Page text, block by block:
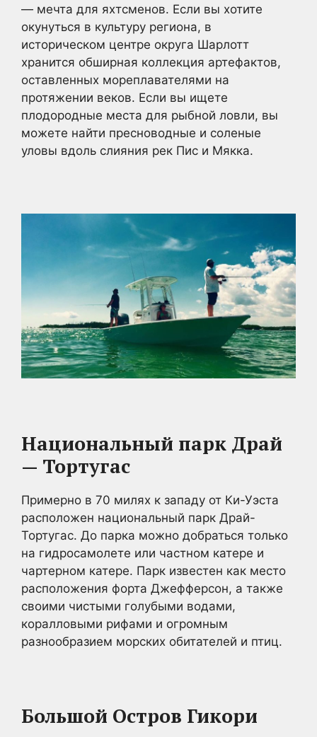
— мечта для яхтсменов. Если вы хотите
окунуться в культуру региона, в
историческом центре округа Шарлотт
хранится обширная коллекция артефактов,
оставленных мореплавателями на
протяжении веков. Если вы ищете
плодородные места для рыбной ловли, вы
можете найти пресноводные и соленые
уловы вдоль слияния рек Пис и Мякка.
Национальный парк Драй
— Тортугас
Примерно в 70 милях к западу от Ки-Уэста
расположен национальный парк Драй-
Тортугас. До парка можно добраться только
на гидросамолете или частном катере и
чартерном катере. Парк известен как место
расположения форта Джефферсон, а также
своими чистыми голубыми водами,
коралловыми рифами и огромным
разнообразием морских обитателей и птиц.
Большой Остров Гикори